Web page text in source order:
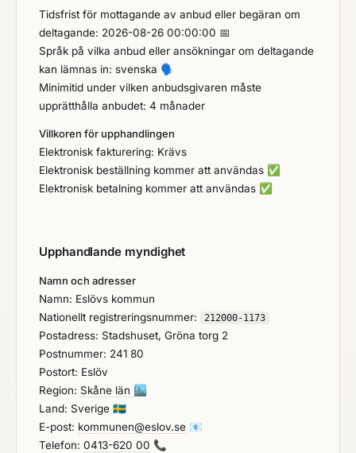
Tidsfrist för mottagande av anbud eller begäran om
deltagande: 2026-08-26 00:00:00 📅
Språk på vilka anbud eller ansökningar om deltagande
kan lämnas in: svenska 🗣️
Minimitid under vilken anbudsgivaren måste
upprätthålla anbudet: 4 månader
Villkoren för upphandlingen
Elektronisk fakturering: Krävs
Elektronisk beställning kommer att användas ✅
Elektronisk betalning kommer att användas ✅
Upphandlande myndighet
Namn och adresser
Namn: Eslövs kommun
Nationellt registreringsnummer:
212000-1173
Postadress: Stadshuset, Gröna torg 2
Postnummer: 241 80
Postort: Eslöv
Region: Skåne län 🏙️
Land: Sverige 🇸🇪
E-post: kommunen@eslov.se 📧
Telefon: 0413-620 00 📞